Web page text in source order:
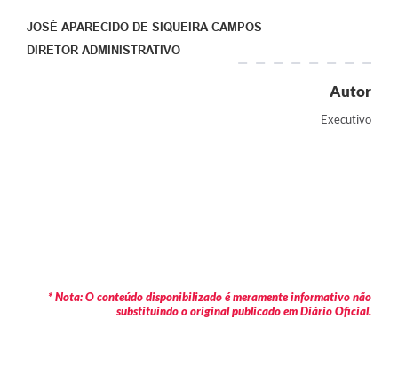
JOSÉ APARECIDO DE SIQUEIRA CAMPOS
DIRETOR ADMINISTRATIVO
Autor
Executivo
* Nota: O conteúdo disponibilizado é meramente informativo não
substituindo o original publicado em Diário Oficial.